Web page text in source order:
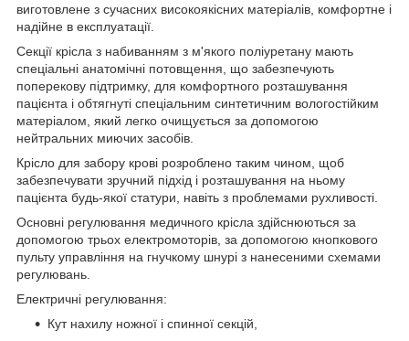
виготовлене з сучасних високоякісних матеріалів, комфортне і
надійне в експлуатації.
Секції крісла з набиванням з м'якого поліуретану мають
спеціальні анатомічні потовщення, що забезпечують
поперекову підтримку, для комфортного розташування
пацієнта і обтягнуті спеціальним синтетичним вологостійким
матеріалом, який легко очищується за допомогою
нейтральних миючих засобів.
Крісло для забору крові розроблено таким чином, щоб
забезпечувати зручний підхід і розташування на ньому
пацієнта будь-якої статури, навіть з проблемами рухливості.
Основні регулювання медичного крісла здійснюються за
допомогою трьох електромоторів, за допомогою кнопкового
пульту управління на гнучкому шнурі з нанесеними схемами
регулювань.
Електричні регулювання:
Кут нахилу ножної і спинної секцій,